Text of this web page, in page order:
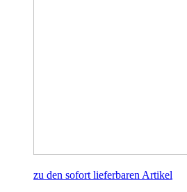
zu den sofort lieferbaren Artikel